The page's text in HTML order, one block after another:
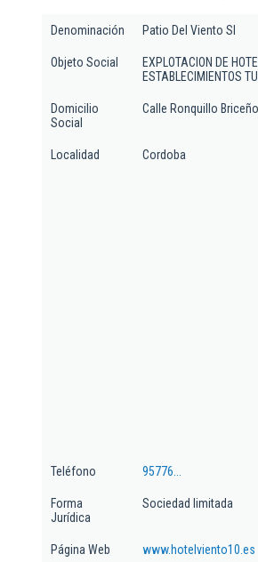
Denominación Patio Del Viento Sl
Objeto Social
EXPLOTACION DE
ESTABLECIMIENTOS
Domicilio
Social
Calle Ronquillo
Localidad Cordoba
Teléfono 95776...
Forma
Jurídica
Sociedad limitada
Página Web www.hotelviento10.es